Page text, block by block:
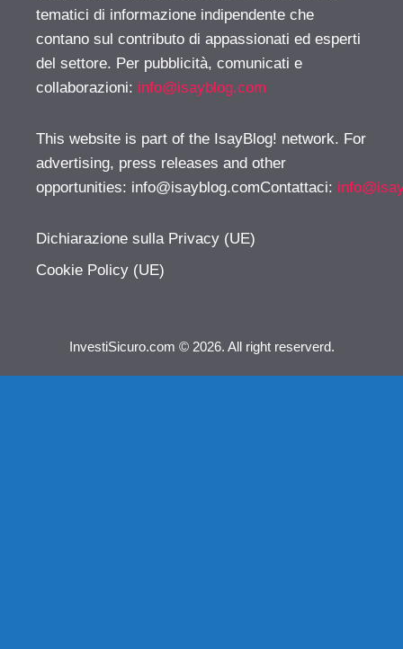
tematici di informazione indipendente che
contano sul contributo di appassionati ed esperti
del settore. Per pubblicità, comunicati e
collaborazioni: info@isayblog.com
This website is part of the IsayBlog! network. For
advertising, press releases and other
opportunities: info@isayblog.comContattaci:
Dichiarazione sulla Privacy (UE)
Cookie Policy (UE)
InvestiSicuro.com © 2026. All right reserverd.